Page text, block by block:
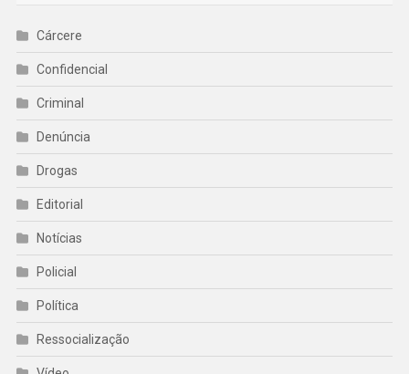
Cárcere
Confidencial
Criminal
Denúncia
Drogas
Editorial
Notícias
Policial
Política
Ressocialização